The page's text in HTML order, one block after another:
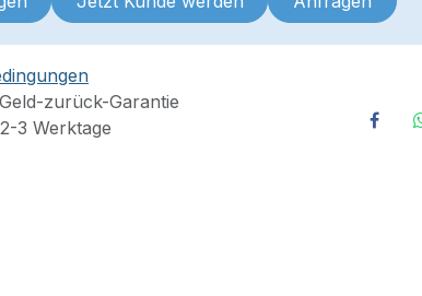
zurück-Garantie
3 Werktage